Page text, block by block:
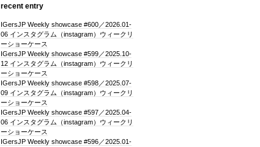
recent entry
IGersJP Weekly showcase #600／2026.01-
06 インスタグラム（instagram）ウィークリ
ーショーケース
IGersJP Weekly showcase #599／2025.10-
12 インスタグラム（instagram）ウィークリ
ーショーケース
IGersJP Weekly showcase #598／2025.07-
09 インスタグラム（instagram）ウィークリ
ーショーケース
IGersJP Weekly showcase #597／2025.04-
06 インスタグラム（instagram）ウィークリ
ーショーケース
IGersJP Weekly showcase #596／2025.01-